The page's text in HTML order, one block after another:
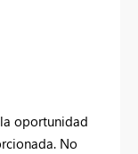
oportunidad
No